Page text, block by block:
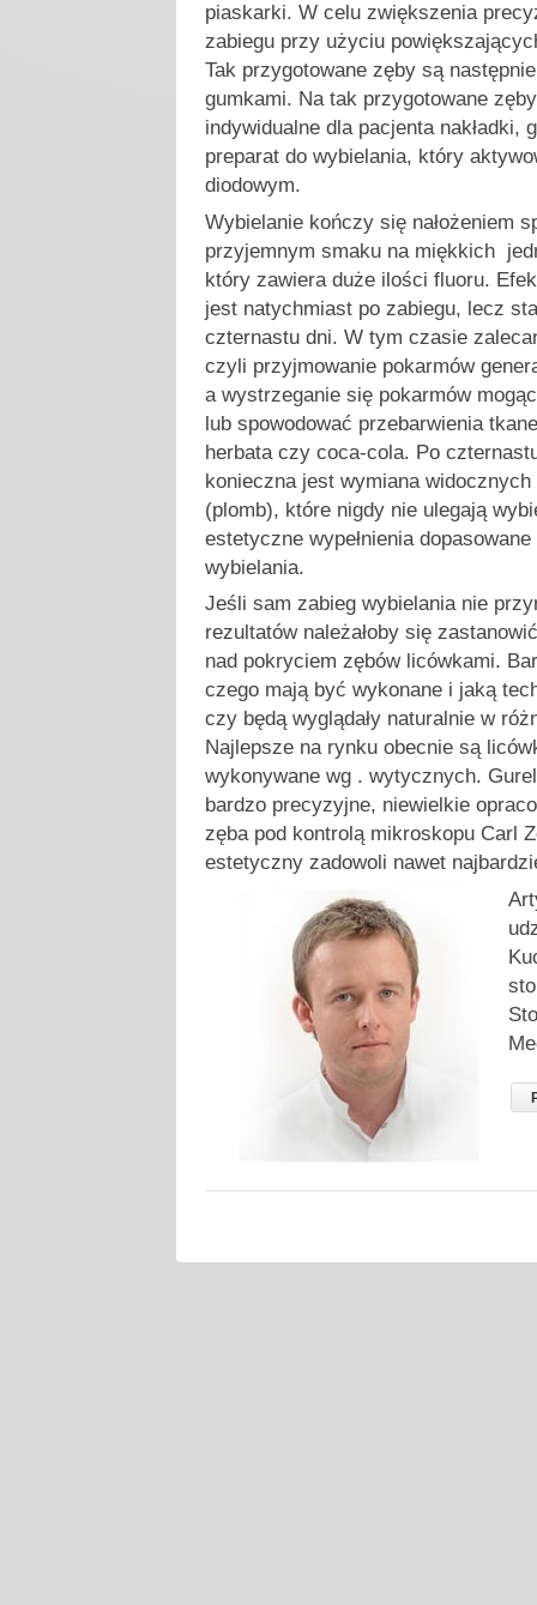
piaskarki. W celu zwiększenia
zabiegu przy użyciu
Tak przygotowane zęby są
gumkami. Na tak przygotowane
indywidualne dla pacjenta nakładki,
preparat do wybielania, który
diodowym.
Wybielanie kończy się nałożeniem
przyjemnym smaku na miękkich
który zawiera duże ilości fluoru.
jest natychmiast po zabiegu, lecz
czternastu dni. W tym czasie
czyli przyjmowanie pokarmów
a wystrzeganie się pokarmów
lub spowodować przebarwienia
herbata czy coca-cola. Po
konieczna jest wymiana widocznych
(plomb), które nigdy nie ulegają
estetyczne wypełnienia
wybielania.
Jeśli sam zabieg wybielania nie
rezultatów należałoby się
nad pokryciem zębów licówkami.
czego mają być wykonane i jaką
czy będą wyglądały naturalnie w
Najlepsze na rynku obecnie są
wykonywane wg . wytycznych.
bardzo precyzyjne, niewielkie
zęba pod kontrolą mikroskopu Carl
estetyczny zadowoli nawet